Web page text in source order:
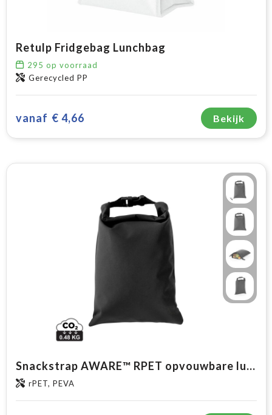
Retulp Fridgebag Lunchbag
295 op voorraad
Gerecycled PP
vanaf € 4,66 Bekijk
Snackstrap AWARE™ RPET opvouwbare lunchzak 30x20CM
rPET, PEVA